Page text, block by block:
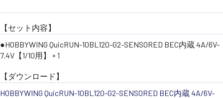
【セット内容】
●HOBBYWING QuicRUN-10BL120-G2-SENSORED BEC内蔵 4A/6V-
7.4V【1/10用】 × 1
【ダウンロード】
HOBBYWING QuicRUN-10BL120-G2-SENSORED BEC内蔵 4A/6V-